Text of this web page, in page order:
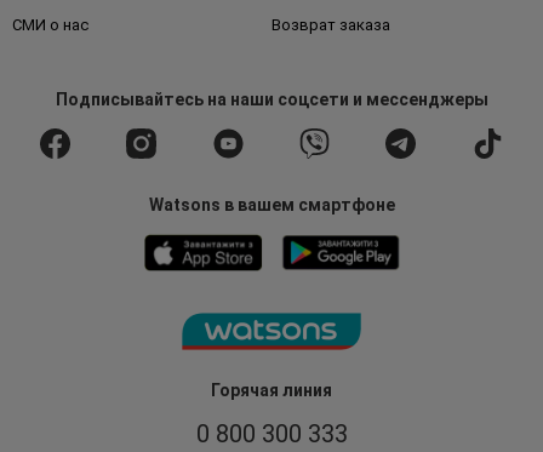
Горячая линия
0 800 300 333
СМИ о нас Возврат заказа
Подписывайтесьна наши соцсети и мессенджеры
Watsons в вашем смартфоне